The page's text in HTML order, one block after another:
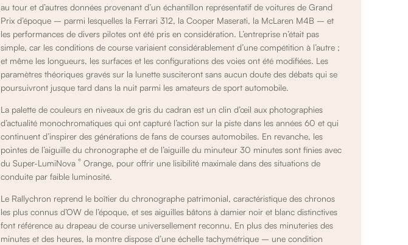
au tour et d’autres données provenant d’un échantillon représentatif de voitures de Grand
Prix d’époque – parmi lesquelles la Ferrari 312, la Cooper Maserati, la McLaren M4B – et
les performances de divers pilotes ont été pris en considération. L’entreprise n’était pas
simple, car les conditions de course variaient considérablement d’une compétition à l’autre ;
et même les longueurs, les surfaces et les configurations des voies ont été modifiées. Les
paramètres théoriques gravés sur la lunette susciteront sans aucun doute des débats qui se
poursuivront jusque tard dans la nuit parmi les amateurs de sport automobile.
La palette de couleurs en niveaux de gris du cadran est un clin d’œil aux photographies
d’actualité monochromatiques qui ont capturé l’action sur la piste dans les années 60 et qui
continuent d’inspirer des générations de fans de courses automobiles. En revanche, les
pointes de l’aiguille du chronographe et de l’aiguille du minuteur 30 minutes sont finies avec
du Super-LumiNova® Orange, pour offrir une lisibilité maximale dans des situations de
conduite par faible luminosité.
Le Rallychron reprend le boîtier du chronographe patrimonial, caractéristique des chronos
les plus connus d’OW de l’époque, et ses aiguilles bâtons à damier noir et blanc distinctives
font référence au drapeau de course universellement reconnu. En plus des minuteries des
minutes et des heures, la montre dispose d’une échelletachymétrique – une condition